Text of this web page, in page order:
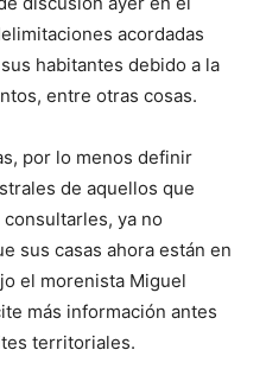
acordadas
habitantes debido a la
entre otras cosas.
por lo menos definir
de aquellos que
ya no
sus casas ahora están en
el morenista Miguel
más información antes
territoriales.